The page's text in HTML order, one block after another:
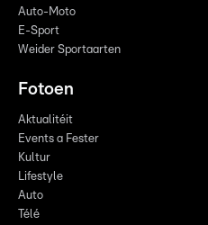
Auto-Moto
E-Sport
Weider Sportaarten
Fotoen
Aktualitéit
Events a Fester
Kultur
Lifestyle
Auto
Télé